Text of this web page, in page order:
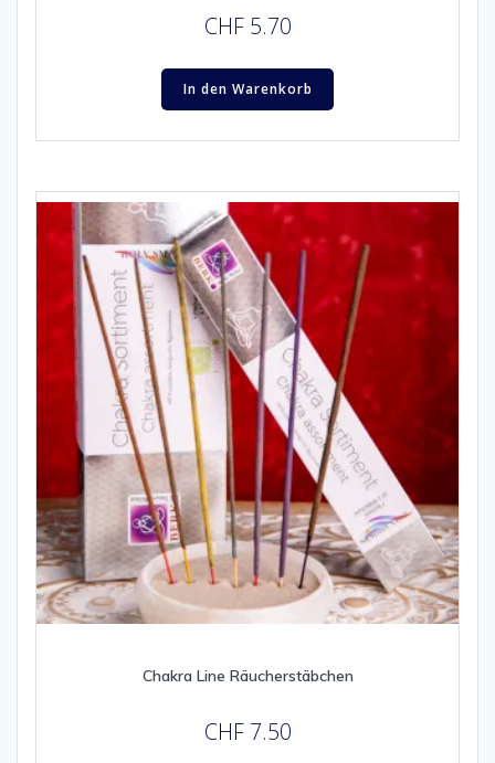
CHF5.70
In den Warenkorb
Chakra Line Räucherstäbchen
CHF7.50